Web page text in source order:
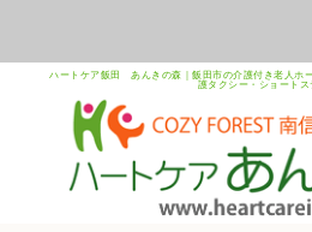
ハートケア飯田 あんきの森｜飯田市の介護付き老人ホ
護タクシー・ショートス